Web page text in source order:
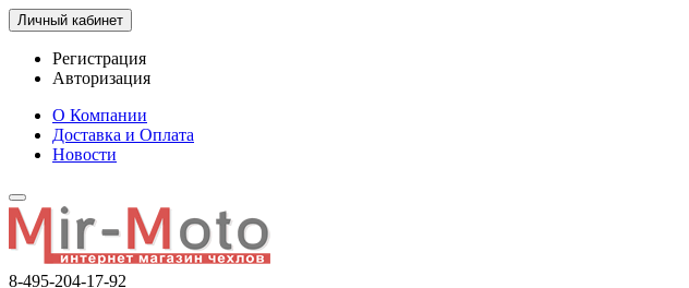
Личный кабинет
Регистрация
Авторизация
О Компании
Доставка и Оплата
Новости
8-495-204-17-92